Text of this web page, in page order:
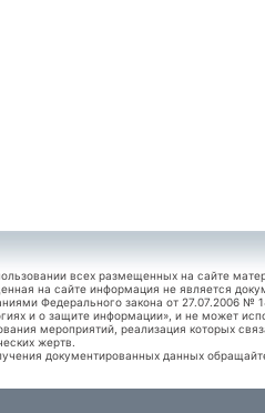
всех размещенных на сайте
на сайте информация не является
Федерального закона от 27.07.2006
и о защите информации», и не может
мероприятий, реализация которых
жертв.
документированных данных